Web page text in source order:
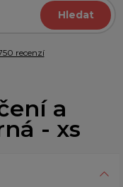
Hledat
recenzí
a
- xs